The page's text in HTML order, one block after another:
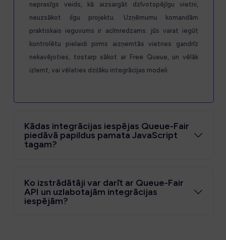
neprasīgs veids, kā aizsargāt dzīvotspējīgu vietni,
neuzsākot ilgu projektu. Uzņēmumu komandām
praktiskais ieguvums ir acīmredzams: jūs varat iegūt
kontrolētu pielaidi pirms aizņemtās vietnes gandrīz
nekavējoties, tostarp sākot ar Free Queue, un vēlāk
izlemt, vai vēlaties dziļāku integrācijas modeli.
Kādas integrācijas iespējas Queue-Fair
piedāvā papildus pamata JavaScript
tagam?
Ko izstrādātāji var darīt ar Queue-Fair
API un uzlabotajām integrācijas
iespējām?